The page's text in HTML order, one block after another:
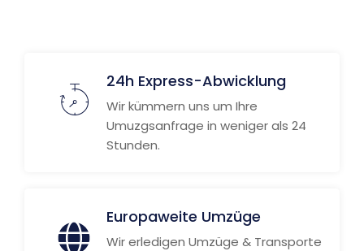
24h Express-Abwicklung
Wir kümmern uns um Ihre
Umuzgsanfrage in weniger als 24
Stunden.
Europaweite Umzüge
Wir erledigen Umzüge & Transporte